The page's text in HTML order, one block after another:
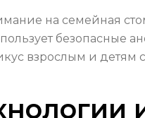
на семейная
взрослым и